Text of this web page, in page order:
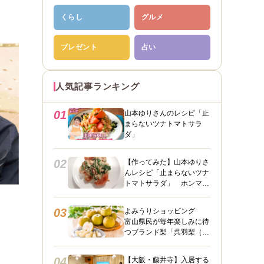
くらし グルメ
プレゼント 占い
人気記事ランキング
01
山本ゆりさんのレシピ「止
まらないツナトマトサラ
ダ」
02
【作ってみた】山本ゆりさ
んレシピ「止まらないツナ
トマトサラダ」 ホンマに
03
よみうりショッピング
富山県民が毎年楽しみに待
つブランド梨「呉羽梨（幸
【大阪・藤井寺】入居する